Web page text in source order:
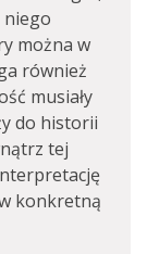
niego
można w
również
musiały
do historii
tej
konkretną